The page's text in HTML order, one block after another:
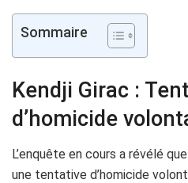
Sommaire
Kendji Girac :
d’homicide
L’enquête en cours a révélé
une tentative d’homicide